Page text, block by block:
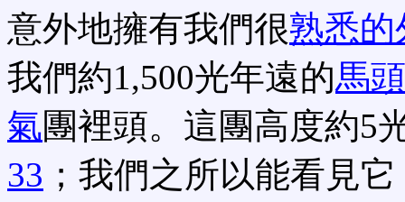
意外地擁有我們很熟悉的
我們約1,500光年遠的馬
氣團裡頭。這團高度約5
33 ；我們之所以能看見